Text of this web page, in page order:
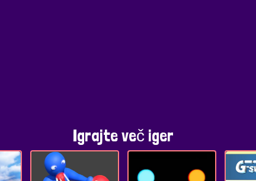
Igrajte več iger